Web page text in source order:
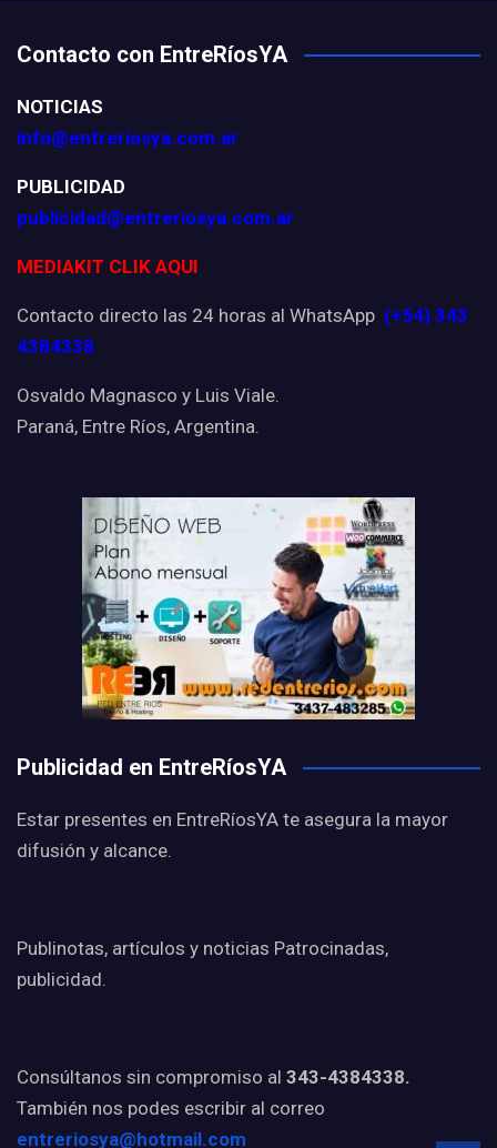
Contacto con EntreRíosYA
NOTICIAS
info@entreriosya.com.ar
PUBLICIDAD
publicidad@entreriosya.com.ar
MEDIAKIT CLIK AQUI
Contacto directo las 24 horas al WhatsApp (+54) 343
4384338
Osvaldo Magnasco y Luis Viale.
Paraná, Entre Ríos, Argentina.
Publicidad en EntreRíosYA
Estar presentes en EntreRíosYA te asegura la mayor
difusión y alcance.
Publinotas, artículos y noticias Patrocinadas,
publicidad.
Consúltanos sin compromiso al 343-4384338.
También nos podes escribir al correo
entreriosya@hotmail.com